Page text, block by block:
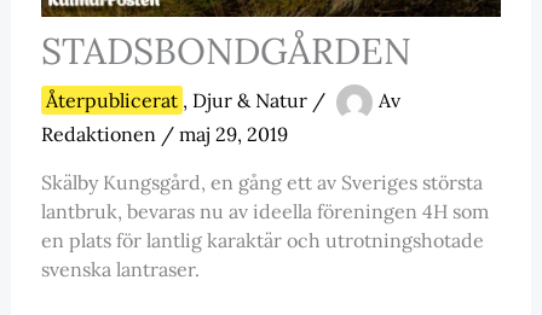
STADSBONDGÅRDEN
Återpublicerat , Djur & Natur/
Av
Redaktionen / maj 29, 2019
Skälby Kungsgård, en gång ett av Sveriges största
lantbruk, bevaras nu av ideella föreningen 4H som
en plats för lantlig karaktär och utrotningshotade
svenska lantraser.